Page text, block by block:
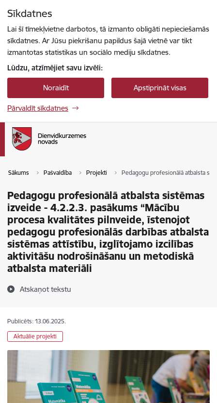
Sīkdatnes
Lai šī tīmekļvietne darbotos, tā izmanto obligāti nepieciešamās
sīkdatnes. Ar Jūsu piekrišanu papildus šajā vietnē var tikt
izmantotas statistikas un sociālo mediju sīkdatnes.
Lūdzu, atzīmējiet savu izvēli:
Noraidīt Apstiprināt visas
Pārvaldīt sīkdatnes
Sākums Pašvaldība Projekti Pedagogu profesionālā atbalsta
Pedagogu profesionālā atbalsta sistēmas
izveide - 4.2.2.3. pasākums “Mācību
procesa kvalitātes pilnveide, īstenojot
pedagogu profesionālās darbības atbalsta
sistēmas attīstību, izglītojamo izcilības
aktivitāšu nodrošināšanu un metodiskā
atbalsta materiāli
Atskaņot tekstu
Publicēts: 13.06.2025.
Aktuālie projekti